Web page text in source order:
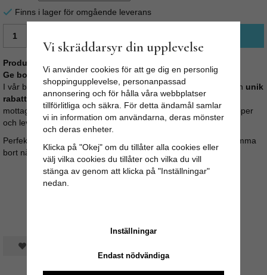
Finns i lager för omgående leverans
Produktbeskrivning:
Ge bort ett presentkort – den perfekta gåvan!
I vår butik kan du enkelt köpapresentkort online . Vi skapar en unik
rabattkod på valfritt belopp som skickas till dig eller direkt till
mottagaren. Presentkortet skrivs ut på ett kraftigt, exklusivt papper
och levereras i ett vackert kuvert.
Perfekt för födelsedagar, julklappar, bröllop eller när du vill skämma
bort någon lite extra.
Spara som favorit
Vi skräddarsyr din upplevelse
Vi använder cookies för att ge dig en personlig
shoppingupplevelse, personanpassad
annonsering och för hålla våra webbplatser
tillförlitliga och säkra. För detta ändamål samlar
vi in information om användarna, deras mönster
och deras enheter.
Klicka på "Okej" om du tillåter alla cookies eller
välj vilka cookies du tillåter och vilka du vill
stänga av genom att klicka på "Inställningar"
nedan.
Inställningar
Endast nödvändiga